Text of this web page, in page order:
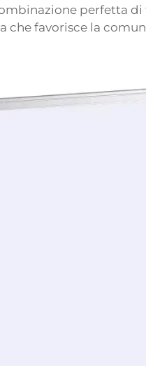
perfetta
che favorisce la